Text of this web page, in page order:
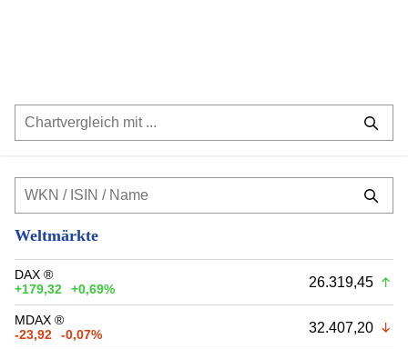
Weltmärkte
DAX ®
+179,32
+0,69% 26.319,45
MDAX ®
-23,92
-0,07% 32.407,20